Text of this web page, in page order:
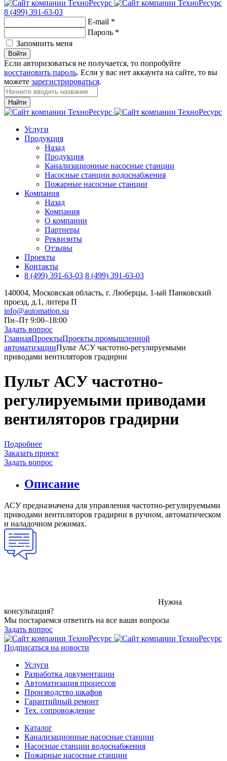
8 (499) 391-63-03
E-mail *
Пароль *
Запомнить меня
Войти
Если авторизоваться не получается, то попробуйте
восстановить пароль. Если у вас нет аккаунта на сайте, то вы
можете зарегистрироваться.
Найти
Услуги
Продукция
Назад
Продукция
Канализационные насосные станции
Насосные станции водоснабжения
Пожарные насосные станции
Компания
Назад
Компания
О компании
Партнеры
Реквизиты
Отзывы
Проекты
Контакты
8 (499) 391-63-03 8 (499) 391-63-03
140004, Московская область, г. Люберцы, 1-ый Панковский
проезд, д.1, литера П
info@automation.su
Пн–Пт 9:00–18:00
Задать вопрос
ГлавнаяПроектыПроекты промышленной
автоматизацииПульт АСУ частотно-регулируемыми
приводами вентиляторов градирни
Пульт АСУ частотно-
регулируемыми приводами
вентиляторов градирни
Подробнее
Заказать проект
Задать вопрос
Описание
АСУ предназначена для управления частотно-регулируемыми
приводами вентиляторов градирни в ручном, автоматическом
и наладочном режимах.
Нужна
консультация?
Мы постараемся ответить на все ваши вопросы
Задать вопрос
Подписаться на новости
Услуги
Разработка документации
Автоматизация процессов
Производство шкафов
Гарантийный ремонт
Тех. сопровождение
Каталог
Канализационные насосные станции
Насосные станции водоснабжения
Пожарные насосные станции